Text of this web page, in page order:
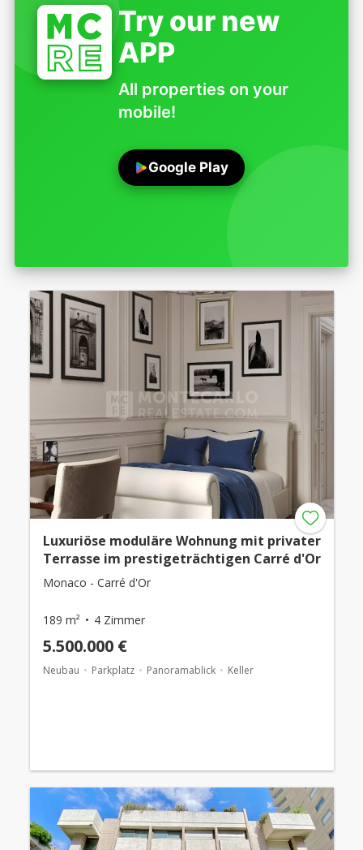
Try our new
APP
All properties on your
mobile!
Google Play
Luxuriöse moduläre Wohnung mit privater
Terrasse im prestigeträchtigen Carré d'Or
Monaco - Carré d'Or
189 m² 4 Zimmer
5.500.000 €
Neubau Parkplatz Panoramablick Keller